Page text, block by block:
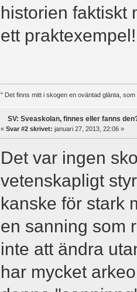
historien faktiskt
ett praktexempel!
" Det finns mitt i skogen en oväntad glänta,
SV: Sveaskolan, finnes eller fanns
« Svar #2 skrivet: januari 27, 2013, 22:06 »
Det var ingen
vetenskapligt
kanske för stark
en sanning som
inte att ändra
har mycket